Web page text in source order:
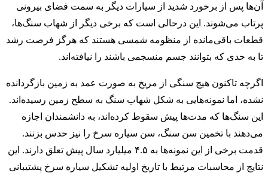
آن‌ها پس از برخورد شدید از سیارات دیگر به سمت فضای بیرونی
پرتاب می‌شوند. این درحالی است که برخی دیگر از شهاب سنگ‌ها،
قطعات باقی‌مانده از منظومه شمسی هستند که هرگز فرصت رشد
تا به حدی که بتوانند جسم منسجمی باشند را نیافته‌اند.
اگرچه تاکنون هیچ سنگی از مریخ به صورت عمد به زمین بازگردانده
نشده، اما نمونه‌هایی به شکل شهاب سنگ به سطح زمین رسیده‌اند.
این سنگ‌ها که مدت‌ها پیش سقوط کرده‌اند، به دانشمندان اجازه
می‌دهند با تخمین سن سنگ، سن سیاره سرخ را نیز حدس بزنند.
قدمت برخی از این نمونه‌ها به ۴.۵ میلیارد سال پیش تعلق دارند. این
نتایج از محاسبات مرتبط با تاریخ اولیه تشکیل سیاره سرخ پشتیبانی